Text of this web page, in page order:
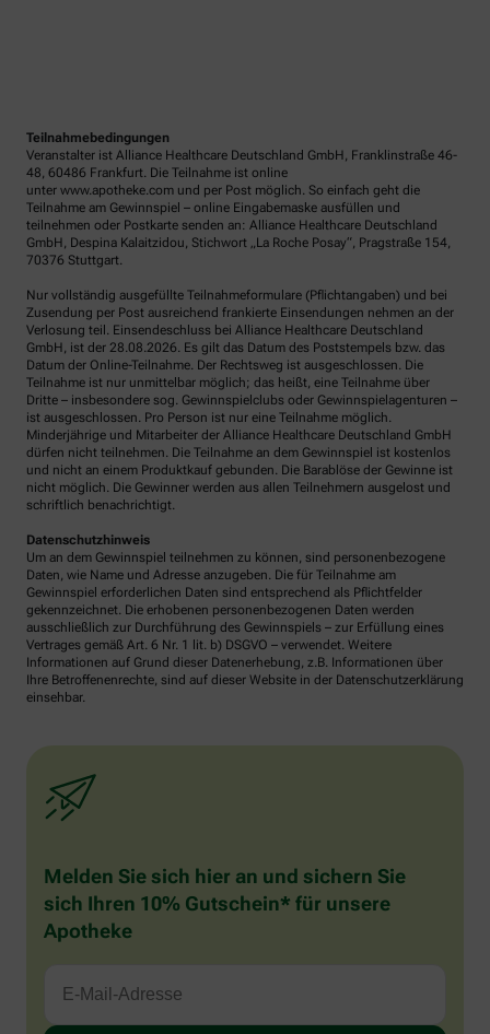
Teilnahmebedingungen
Veranstalter ist Alliance Healthcare Deutschland GmbH, Franklinstraße 46-
48, 60486 Frankfurt. Die Teilnahme ist online
unter www.apotheke.com und per Post möglich. So einfach geht die
Teilnahme am Gewinnspiel – online Eingabemaske ausfüllen und
teilnehmen oder Postkarte senden an: Alliance Healthcare Deutschland
GmbH, Despina Kalaitzidou, Stichwort „La Roche Posay“, Pragstraße 154,
70376 Stuttgart.
Nur vollständig ausgefüllte Teilnahmeformulare (Pflichtangaben) und bei
Zusendung per Post ausreichend frankierte Einsendungen nehmen an der
Verlosung teil. Einsendeschluss bei Alliance Healthcare Deutschland
GmbH, ist der 28.08.2026. Es gilt das Datum des Poststempels bzw. das
Datum der Online-Teilnahme. Der Rechtsweg ist ausgeschlossen. Die
Teilnahme ist nur unmittelbar möglich; das heißt, eine Teilnahme über
Dritte – insbesondere sog. Gewinnspielclubs oder Gewinnspielagenturen –
ist ausgeschlossen. Pro Person ist nur eine Teilnahme möglich.
Minderjährige und Mitarbeiter der Alliance Healthcare Deutschland GmbH
dürfen nicht teilnehmen. Die Teilnahme an dem Gewinnspiel ist kostenlos
und nicht an einem Produktkauf gebunden. Die Barablöse der Gewinne ist
nicht möglich. Die Gewinner werden aus allen Teilnehmern ausgelost und
schriftlich benachrichtigt.
Datenschutzhinweis
Um an dem Gewinnspiel teilnehmen zu können, sind personenbezogene
Daten, wie Name und Adresse anzugeben. Die für Teilnahme am
Gewinnspiel erforderlichen Daten sind entsprechend als Pflichtfelder
gekennzeichnet. Die erhobenen personenbezogenen Daten werden
ausschließlich zur Durchführung des Gewinnspiels – zur Erfüllung eines
Vertrages gemäß Art. 6 Nr. 1 lit. b) DSGVO – verwendet. Weitere
Informationen auf Grund dieser Datenerhebung, z.B. Informationen über
Ihre Betroffenenrechte, sind auf dieser Website in der Datenschutzerklärung
einsehbar.
Melden Sie sich hier an und sichern Sie
sich Ihren 10% Gutschein* für unsere
Apotheke